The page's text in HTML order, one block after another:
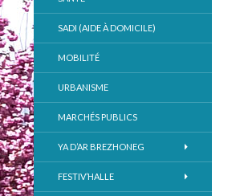
SADI (AIDE À DOMICILE)
MOBILITÉ
URBANISME
MARCHÉS PUBLICS
YA D’AR BREZHONEG
FESTIV’HALLE